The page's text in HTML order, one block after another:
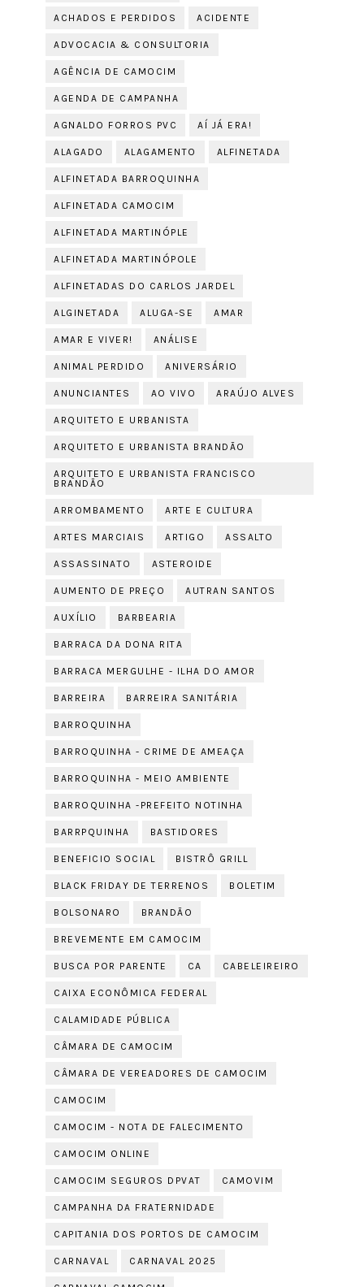
ACHADOS E PERDIDOS ACIDENTE
ADVOCACIA & CONSULTORIA
AGÊNCIA DE CAMOCIM
AGENDA DE CAMPANHA
AGNALDO FORROS PVC AÍ JÁ ERA!
ALAGADO ALAGAMENTO ALFINETADA
ALFINETADA BARROQUINHA
ALFINETADA CAMOCIM
ALFINETADA MARTINÓPLE
ALFINETADA MARTINÓPOLE
ALFINETADAS DO CARLOS JARDEL
ALGINETADA ALUGA-SE AMAR
AMAR E VIVER! ANÁLISE
ANIMAL PERDIDO ANIVERSÁRIO
ANUNCIANTES AO VIVO ARAÚJO ALVES
ARQUITETO E URBANISTA
ARQUITETO E URBANISTA BRANDÃO
ARQUITETO E URBANISTA FRANCISCO
BRANDÃO
ARROMBAMENTO ARTE E CULTURA
ARTES MARCIAIS ARTIGO ASSALTO
ASSASSINATO ASTEROIDE
AUMENTO DE PREÇO AUTRAN SANTOS
AUXÍLIO BARBEARIA
BARRACA DA DONA RITA
BARRACA MERGULHE - ILHA DO AMOR
BARREIRA BARREIRA SANITÁRIA
BARROQUINHA
BARROQUINHA - CRIME DE AMEAÇA
BARROQUINHA - MEIO AMBIENTE
BARROQUINHA -PREFEITO NOTINHA
BARRPQUINHA BASTIDORES
BENEFICIO SOCIAL BISTRÔ GRILL
BLACK FRIDAY DE TERRENOS BOLETIM
BOLSONARO BRANDÃO
BREVEMENTE EM CAMOCIM
BUSCA POR PARENTE CA CABELEIREIRO
CAIXA ECONÔMICA FEDERAL
CALAMIDADE PÚBLICA
CÂMARA DE CAMOCIM
CÂMARA DE VEREADORES DE CAMOCIM
CAMOCIM
CAMOCIM - NOTA DE FALECIMENTO
CAMOCIM ONLINE
CAMOCIM SEGUROS DPVAT CAMOVIM
CAMPANHA DA FRATERNIDADE
CAPITANIA DOS PORTOS DE CAMOCIM
CARNAVAL CARNAVAL 2025